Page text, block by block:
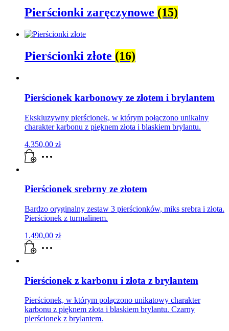
Pierścionki zaręczynowe (15)
Pierścionki złote (16)
Pierścionek karbonowy ze złotem i brylantem
Ekskluzywny pierścionek, w którym połączono unikalny
charakter karbonu z pięknem złota i blaskiem brylantu.
4.350,00 zł
Pierścionek srebrny ze złotem
Bardzo oryginalny zestaw 3 pierścionków, miks srebra i złota.
Pierścionek z turmalinem.
1.490,00 zł
Pierścionek z karbonu i złota z brylantem
Pierścionek, w którym połączono unikatowy charakter
karbonu z pięknem złota i blaskiem brylantu. Czarny
pierścionek z brylantem.